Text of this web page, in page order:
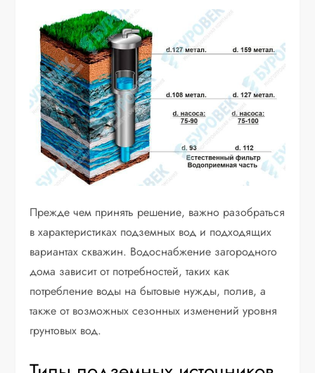
Прежде чем принять решение, важно разобраться
в характеристиках подземных вод и подходящих
вариантах скважин. Водоснабжение загородного
дома зависит от потребностей, таких как
потребление воды на бытовые нужды, полив, а
также от возможных сезонных изменений уровня
грунтовых вод.